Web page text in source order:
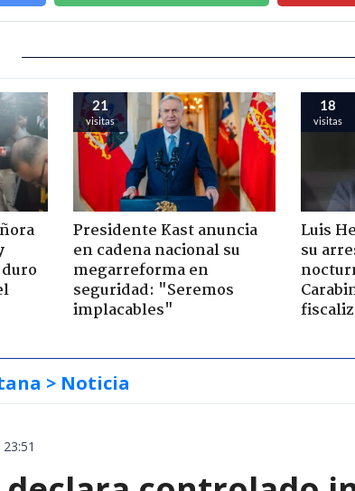
21
visitas
Presidente Kast anuncia
en cadena nacional su
megarreforma en
seguridad: "Seremos
implacables"
18
visitas
Luis
su
> Noticia